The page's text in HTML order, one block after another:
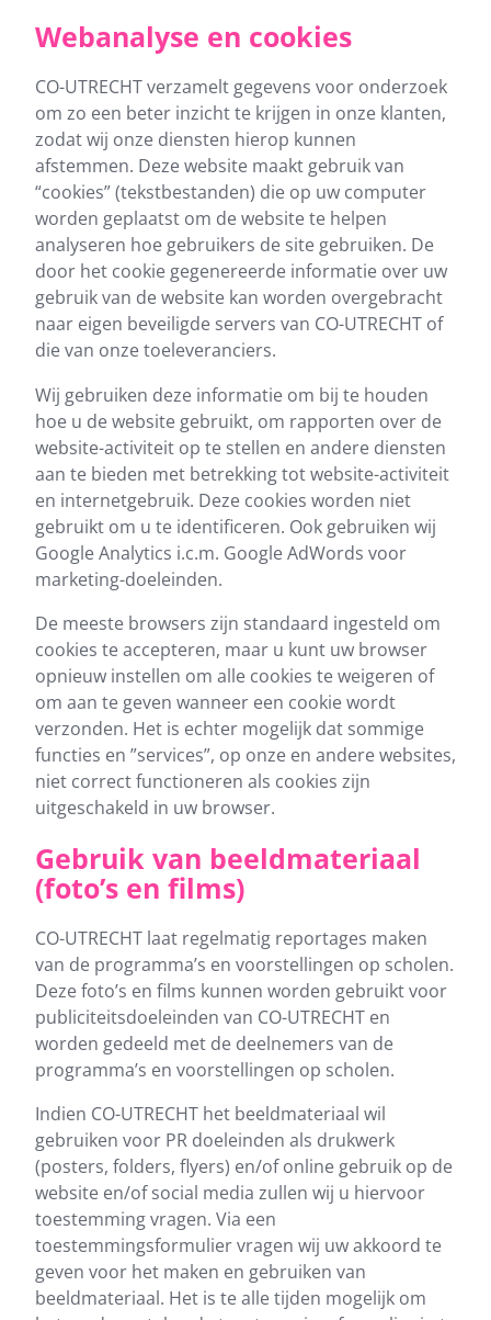
Webanalyse en cookies
CO-UTRECHT verzamelt gegevens voor onderzoek
om zo een beter inzicht te krijgen in onze klanten,
zodat wij onze diensten hierop kunnen
afstemmen. Deze website maakt gebruik van
“cookies” (tekstbestanden) die op uw computer
worden geplaatst om de website te helpen
analyseren hoe gebruikers de site gebruiken. De
door het cookie gegenereerde informatie over uw
gebruik van de website kan worden overgebracht
naar eigen beveiligde servers van CO-UTRECHT of
die van onze toeleveranciers.
Wij gebruiken deze informatie om bij te houden
hoe u de website gebruikt, om rapporten over de
website-activiteit op te stellen en andere diensten
aan te bieden met betrekking tot website-activiteit
en internetgebruik. Deze cookies worden niet
gebruikt om u te identificeren. Ook gebruiken wij
Google Analytics i.c.m. Google AdWords voor
marketing-doeleinden.
De meeste browsers zijn standaard ingesteld om
cookies te accepteren, maar u kunt uw browser
opnieuw instellen om alle cookies te weigeren of
om aan te geven wanneer een cookie wordt
verzonden. Het is echter mogelijk dat sommige
functies en ”services”, op onze en andere websites,
niet correct functioneren als cookies zijn
uitgeschakeld in uw browser.
Gebruik van beeldmateriaal
(foto’s en films)
CO-UTRECHT laat regelmatig reportages maken
van de programma’s en voorstellingen op scholen.
Deze foto’s en films kunnen worden gebruikt voor
publiciteitsdoeleinden van CO-UTRECHT en
worden gedeeld met de deelnemers van de
programma’s en voorstellingen op scholen.
Indien CO-UTRECHT het beeldmateriaal wil
gebruiken voor PR doeleinden als drukwerk
(posters, folders, flyers) en/of online gebruik op de
website en/of social media zullen wij u hiervoor
toestemming vragen. Via een
toestemmingsformulier vragen wij uw akkoord te
geven voor het maken en gebruiken van
beeldmateriaal. Het is te alle tijden mogelijk om